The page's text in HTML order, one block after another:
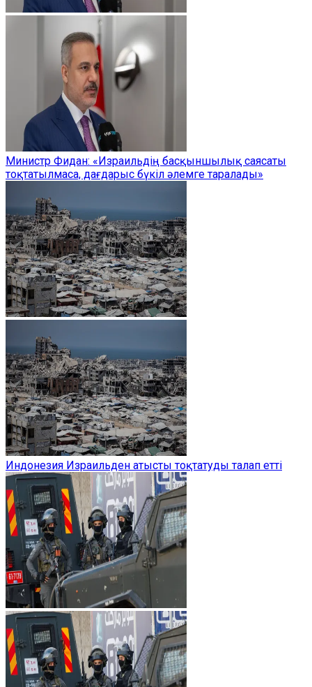
Министр Фидан: «Израильдің басқыншылық саясаты
тоқтатылмаса, дағдарыс бүкіл әлемге таралады»
Индонезия Израильден атысты тоқтатуды талап етті